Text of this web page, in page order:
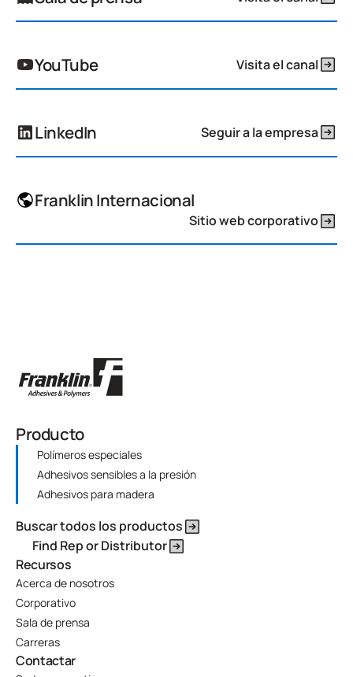
YouTube Visita el canal
LinkedIn Seguir a la empresa
Franklin Internacional
Sitio web corporativo
Producto
Polímeros especiales
Adhesivos sensibles a la presión
Adhesivos para madera
Buscar todos los productos
Find Rep or Distributor
Recursos
Acerca de nosotros
Corporativo
Sala de prensa
Carreras
Contactar